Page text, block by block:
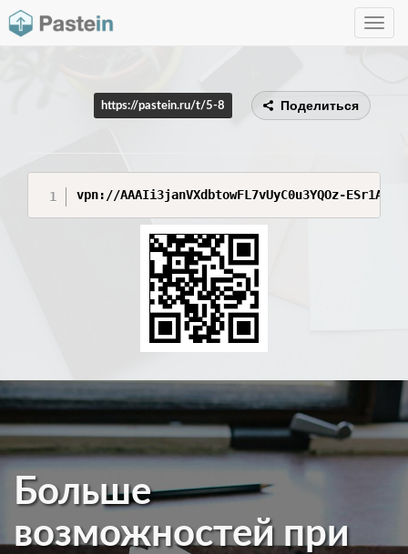
Toggle
https://pastein.ru/t/5-8 Поделиться
vpn://AAAIi3janVXdbtowFL7vUyC0u3YQOz-
Больше
возможностей при